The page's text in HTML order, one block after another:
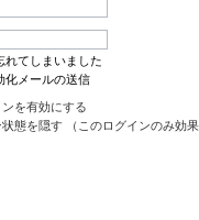
れてしまいました
化メールの送信
を有効にする
状態を隠す （このログインのみ効